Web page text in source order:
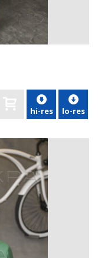
hi-res lo-res